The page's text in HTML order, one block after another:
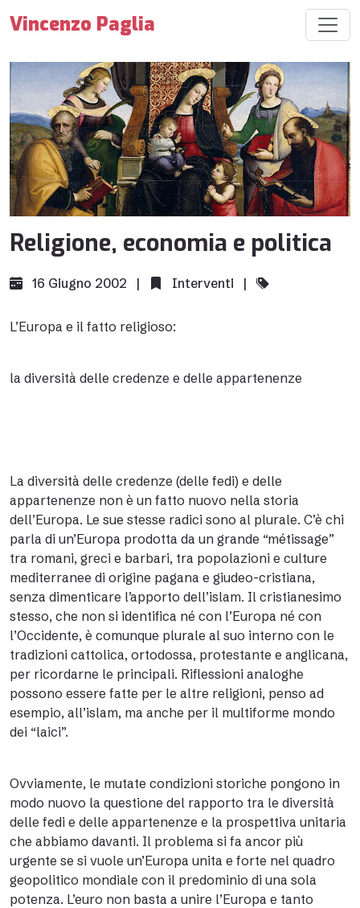
Vincenzo Paglia
Religione, economia e politica
16 Giugno 2002 | Interventi |
L’Europa e il fatto religioso:
la diversità delle credenze e delle appartenenze
La diversità delle credenze (delle fedi) e delle
appartenenze non è un fatto nuovo nella storia
dell’Europa. Le sue stesse radici sono al plurale. C’è chi
parla di un’Europa prodotta da un grande “métissage”
tra romani, greci e barbari, tra popolazioni e culture
mediterranee di origine pagana e giudeo-cristiana,
senza dimenticare l’apporto dell’islam. Il cristianesimo
stesso, che non si identifica né con l’Europa né con
l’Occidente, è comunque plurale al suo interno con le
tradizioni cattolica, ortodossa, protestante e anglicana,
per ricordarne le principali. Riflessioni analoghe
possono essere fatte per le altre religioni, penso ad
esempio, all’islam, ma anche per il multiforme mondo
dei “laici”.
Ovviamente, le mutate condizioni storiche pongono in
modo nuovo la questione del rapporto tra le diversità
delle fedi e delle appartenenze e la prospettiva unitaria
che abbiamo davanti. Il problema si fa ancor più
urgente se si vuole un’Europa unita e forte nel quadro
geopolitico mondiale con il predominio di una sola
potenza. L’euro non basta a unire l’Europa e tanto